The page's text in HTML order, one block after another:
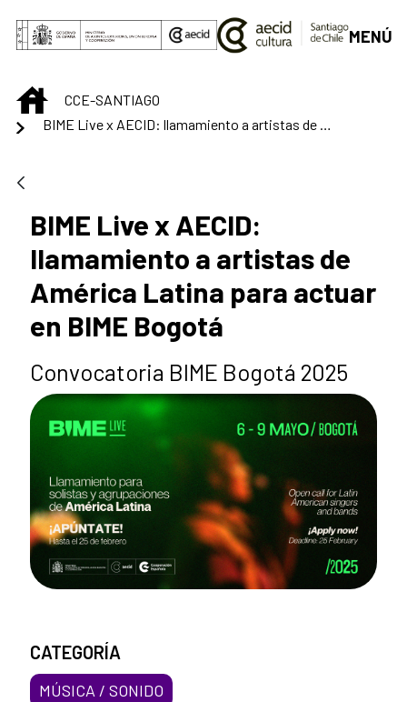
Saltar al contenido principal
MENÚ
INICIOCCE-SANTIAGO
BIME Live x AECID:
llamamiento a artistas de
América Latina para actuar
en BIME Bogotá
Convocatoria BIME Bogotá 2025
CATEGORÍA
MÚSICA / SONIDO